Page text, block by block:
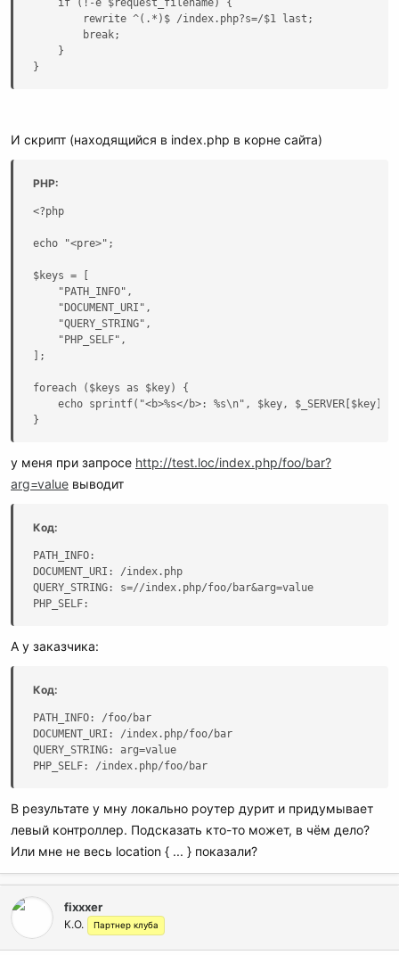
        rewrite ^(.*)$ /index.php?s=/$1 last;
        break;
    }
}
Код:
    listen 127.0.0.1:80;
    location / {
        if (!-e $request_filename) {
            rewrite ^(.*)$ /index.php?s=/$1 last;
            break;
    location ~ \.php$ {
        fastcgi_pass php_farm;
        fastcgi_hide_header X-Powered-By;
И скрипт (находящийся в index.php в корне сайта)
PHP:
<?php
echo "<pre>";
$keys = [
    "PATH_INFO",
    "DOCUMENT_URI",
    "QUERY_STRING",
    "PHP_SELF",
];
foreach ($keys as $key) {
    echo sprintf("<b>%s</b>: %s\n", $key, $_SERVER[$key]);
}
у меня при запросе http://test.loc/index.php/foo/bar?
arg=value выводит
Код:
PATH_INFO:
DOCUMENT_URI: /index.php
QUERY_STRING: s=//index.php/foo/bar&arg=value
PHP_SELF:
А у заказчика:
Код:
PATH_INFO: /foo/bar
DOCUMENT_URI: /index.php/foo/bar
QUERY_STRING: arg=value
PHP_SELF: /index.php/foo/bar
В результате у мну локально роутер дурит и придумывает
левый контроллер. Подсказать кто-то может, в чём дело?
Или мне не весь location { ... } показали?
fixxxer
К.О. Партнер клуба